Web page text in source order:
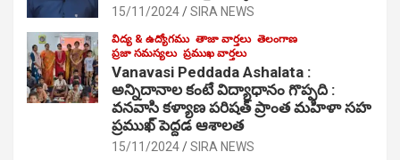
15/11/2024 SIRA NEWS
విద్య & ఉద్యోగము తాజా వార్తలు తెలంగాణ
ప్రజా సమస్యలు ప్రముఖ వార్తలు
Vanavasi Peddada Ashalata :
అన్నిదానాల కంటే విద్యాధానం గొప్పది :
వనవాసి కళ్యాణ పరిషత్ ప్రాంత మహిళా సహ
ప్రముఖ్ పెద్దడ ఆశాలత
15/11/2024 SIRA NEWS